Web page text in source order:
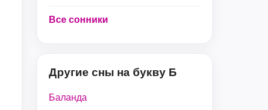
Все сонники
Другие сны на букву Б
Баланда